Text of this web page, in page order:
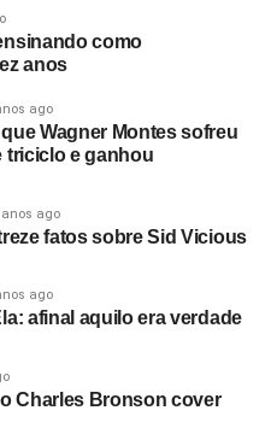
MG
como
anos
ago
Wagner Montes sofreu
triciclo e ganhou
anos ago
fatos sobre Sid Vicious
ago
afinal aquilo era verdade
Charles Bronson cover